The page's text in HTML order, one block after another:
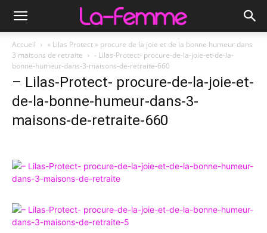
Accueil
« Lilas Protect » procure de la joie et de la bonne humeur dans
3 maisons de retraite
- Lilas-Protect- procure-de-la-joie-et-de-la-
bonne-humeur-dans-3-maisons-de-retraite-660
– Lilas-Protect- procure-de-la-joie-et-
de-la-bonne-humeur-dans-3-
maisons-de-retraite-660